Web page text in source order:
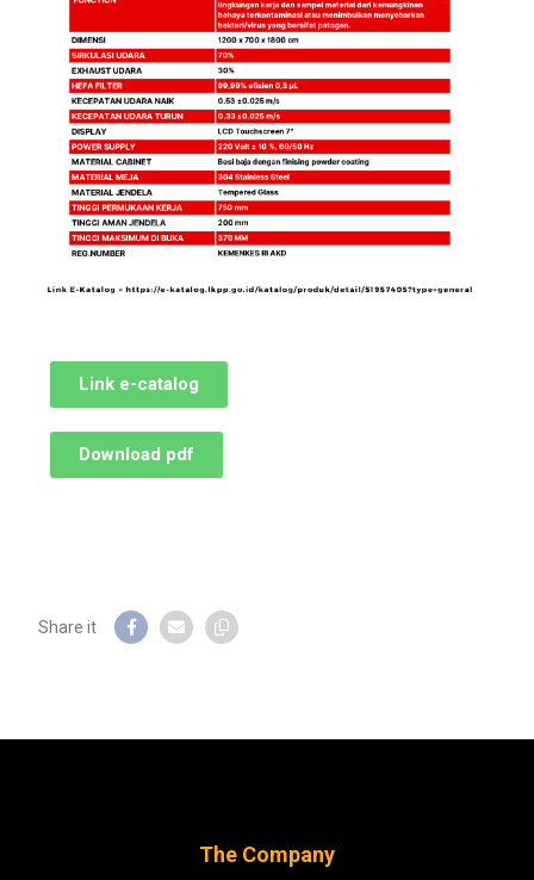
Link e-catalog
Download pdf
The Company